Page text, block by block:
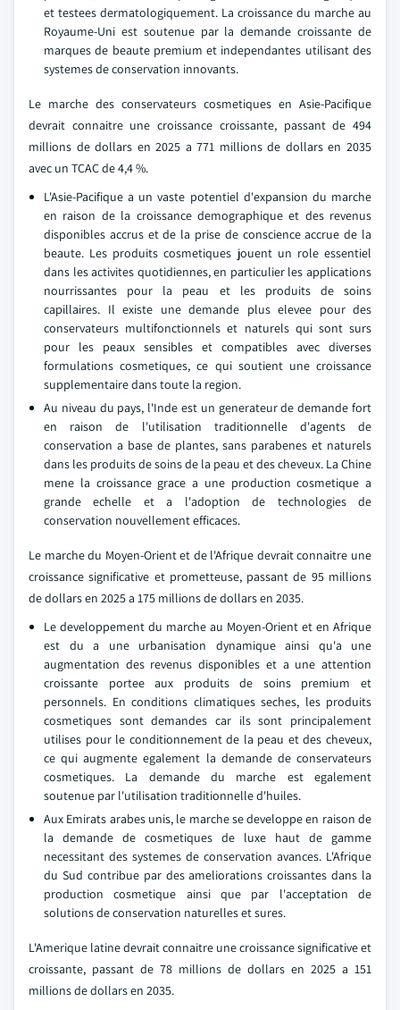
et testees dermatologiquement. La croissance du marche au
Royaume-Uni est soutenue par la demande croissante de
marques de beaute premium et independantes utilisant des
systemes de conservation innovants.
Le marche des conservateurs cosmetiques en Asie-Pacifique
devrait connaitre une croissance croissante, passant de 494
millions de dollars en 2025 a 771 millions de dollars en 2035
avec un TCAC de 4,4 %.
L'Asie-Pacifique a un vaste potentiel d'expansion du marche
en raison de la croissance demographique et des revenus
disponibles accrus et de la prise de conscience accrue de la
beaute. Les produits cosmetiques jouent un role essentiel
dans les activites quotidiennes, en particulier les applications
nourrissantes pour la peau et les produits de soins
capillaires. Il existe une demande plus elevee pour des
conservateurs multifonctionnels et naturels qui sont surs
pour les peaux sensibles et compatibles avec diverses
formulations cosmetiques, ce qui soutient une croissance
supplementaire dans toute la region.
Au niveau du pays, l'Inde est un generateur de demande fort
en raison de l'utilisation traditionnelle d'agents de
conservation a base de plantes, sans parabenes et naturels
dans les produits de soins de la peau et des cheveux. La Chine
mene la croissance grace a une production cosmetique a
grande echelle et a l'adoption de technologies de
conservation nouvellement efficaces.
Le marche du Moyen-Orient et de l'Afrique devrait connaitre une
croissance significative et prometteuse, passant de 95 millions
de dollars en 2025 a 175 millions de dollars en 2035.
Le developpement du marche au Moyen-Orient et en Afrique
est du a une urbanisation dynamique ainsi qu'a une
augmentation des revenus disponibles et a une attention
croissante portee aux produits de soins premium et
personnels. En conditions climatiques seches, les produits
cosmetiques sont demandes car ils sont principalement
utilises pour le conditionnement de la peau et des cheveux,
ce qui augmente egalement la demande de conservateurs
cosmetiques. La demande du marche est egalement
soutenue par l'utilisation traditionnelle d'huiles.
Aux Emirats arabes unis, le marche se developpe en raison de
la demande de cosmetiques de luxe haut de gamme
necessitant des systemes de conservation avances. L'Afrique
du Sud contribue par des ameliorations croissantes dans la
production cosmetique ainsi que par l'acceptation de
solutions de conservation naturelles et sures.
L'Amerique latine devrait connaitre une croissance significative et
croissante, passant de 78 millions de dollars en 2025 a 151
millions de dollars en 2035.